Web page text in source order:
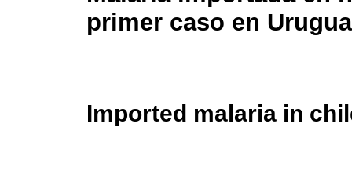
primer caso en
Imported malaria in